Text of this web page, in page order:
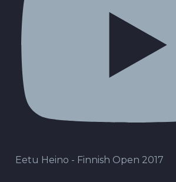
Eetu Heino - Finnish Open 2017